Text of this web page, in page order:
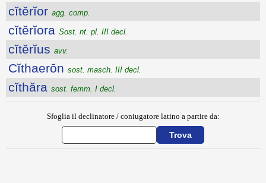
cĭtĕrĭor agg. comp.
cĭtĕrĭora Sost. nt. pl. III decl.
cĭtĕrĭus avv.
Cĭthaerōn sost. masch. III decl.
cĭthăra sost. femm. I decl.
Sfoglia il declinatore / coniugatore latino a partire da: